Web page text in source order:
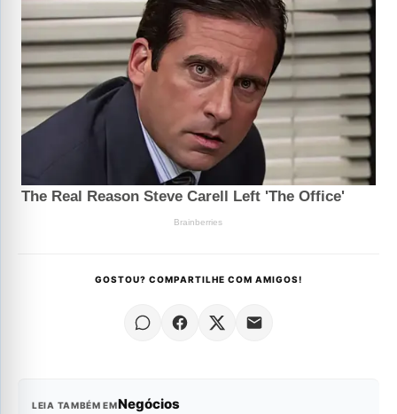
GOSTOU? COMPARTILHE COM AMIGOS!
LEIA TAMBÉM EMNegócios